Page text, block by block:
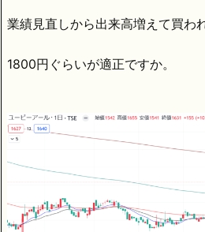
業績見直しから出来高増えて買わ
1800円ぐらいが適正ですか。